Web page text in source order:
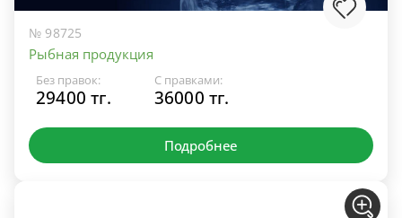
№ 98725
Рыбная продукция
Без правок:
29400 тг.
С правками:
36000 тг.
Подробнее